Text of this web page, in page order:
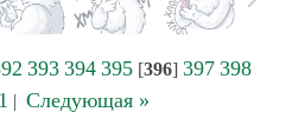
393 394 395[396] 397 398
| Следующая »